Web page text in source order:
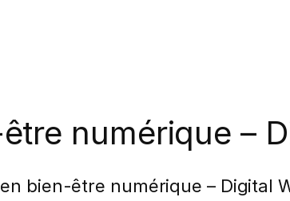
numérique –
bien-être numérique – Digital